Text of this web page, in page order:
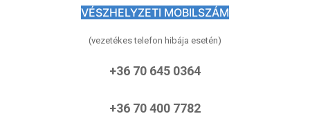
VÉSZHELYZETI MOBILSZÁM
(vezetékes telefon hibája esetén)
+36 70 645 0364
+36 70 400 7782